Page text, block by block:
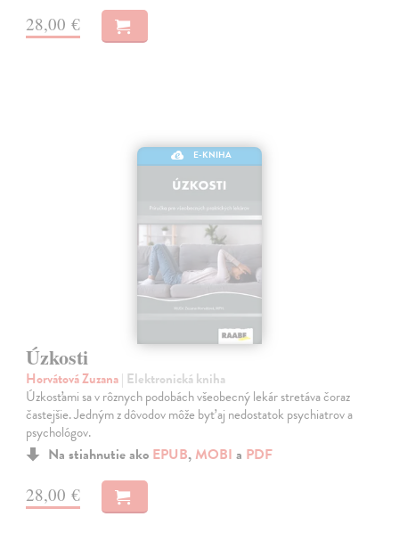
28,00 €
E-KNIHA
Úzkosti
Horvátová Zuzana| Elektronická kniha
Úzkosťami sa v rôznych podobách všeobecný lekár stretáva čoraz
častejšie. Jedným z dôvodov môže byť aj nedostatok psychiatrov a
psychológov.
Na stiahnutie ako EPUB, MOBI a PDF
28,00 €